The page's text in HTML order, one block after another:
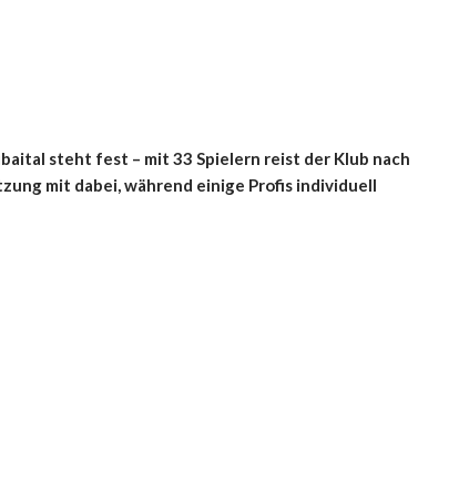
steht fest – mit 33 Spielern reist der Klub nach
mit dabei, während einige Profis individuell